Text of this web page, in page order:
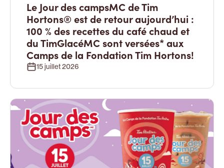
Le Jour des campsMC de Tim
Hortons® est de retour aujourd’hui :
100 % des recettes du café chaud et
du TimGlacéMC sont versées* aux
Camps de la Fondation Tim Hortons!
15 juillet 2026